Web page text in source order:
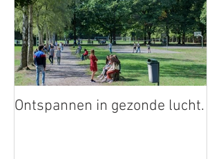
Ontspannen in gezonde lucht.